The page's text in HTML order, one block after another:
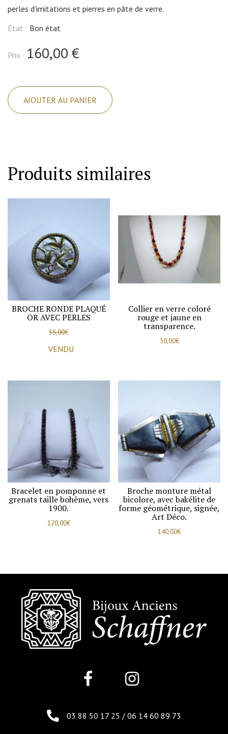
perles d'imitations et pierres en pâte de verre.
État : Bon état
Prix : 160,00 €
de
Broche,
et
AJOUTER AU PANIER
Produits similaires
BROCHE RONDE PLAQUÉ
OR AVEC PERLES
55,00€
VENDU
Collier en verre coloré
rouge et jaune en
transparence.
50,00€
Bracelet en pomponne et
grenats taille bohême, vers
1900.
120,00€
Broche monture métal
bicolore, avec bakélite de
forme géométrique, signée,
Art Déco.
140,00€
03 88 50 17 25 / 06 14 60 89 73